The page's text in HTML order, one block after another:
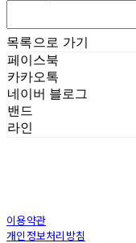
목록으로 가기
페이스북
카카오톡
네이버 블로그
밴드
라인
이용약관
개인정보처리방침